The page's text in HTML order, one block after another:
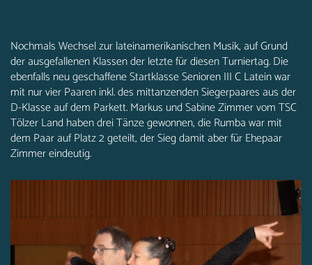
Nochmals Wechsel zur lateinamerikanischen Musik, auf Grund
der ausgefallenen Klassen der letzte für diesen Turniertag. Die
ebenfalls neu geschaffene Startklasse Senioren III C Latein war
mit nur vier Paaren inkl. des mittanzenden Siegerpaares aus der
D-Klasse auf dem Parkett. Markus und Sabine Zimmer vom TSC
Tölzer Land haben drei Tänze gewonnen, die Rumba war mit
dem Paar auf Platz 2 geteilt, der Sieg damit aber für Ehepaar
Zimmer eindeutig.